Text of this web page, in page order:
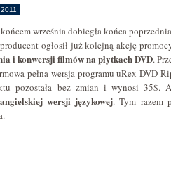
września dobiegła końca
ogłosił już kolejną akcję
i konwersji filmów na płytkach DVD.
pełna wersja programu uRex DVD
pozostała bez zmian i wynosi 35$.
angielskiej wersji językowej. Tym razem